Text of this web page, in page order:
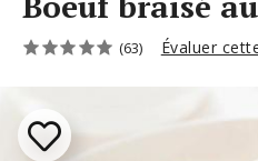
(63) Évaluer